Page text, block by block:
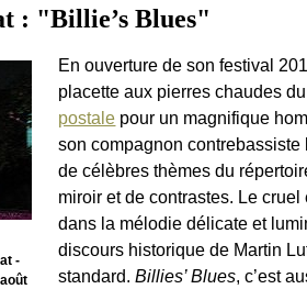
: "Billie’s Blues"
-
En ouverture de son festival
placette aux pierres chaudes
postale pour un magnifique
son compagnon contrebassiste
de célèbres thèmes du
miroir et de contrastes. Le
dans la mélodie délicate et
discours historique de Martin
standard.Billies’ Blues, c’est